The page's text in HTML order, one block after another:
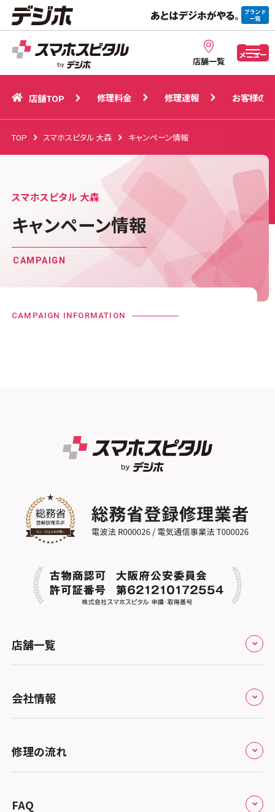
店舗一覧
メニュー
店舗TOP 修理速報 お客様の声
店舗TOP 修理料金 修理速報 お客様の声
TOP スマホスピタル 大森 キャンペーン情報
スマホスピタル 大森
キャンペーン情報
CAMPAIGN
CAMPAIGN INFORMATION
店舗一覧
北海道・東北
スマホスピタル大丸札幌
関東
スマホスピタル宇都宮
スマホスピタル 高崎
北陸・甲信越
スマホスピタルアル・プラザ小松
東海
会社情報
会社概要
総務省登録業者
修理の流れ
FAQ